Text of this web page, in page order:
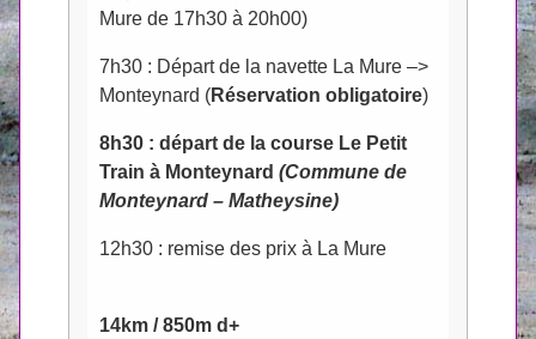
Mure de 17h30 à 20h00)
7h30 : Départ de la navette La Mure –>
Monteynard (Réservation obligatoire)
8h30 : départ de la course Le Petit
Train à Monteynard (Commune de
Monteynard – Matheysine)
12h30 : remise des prix à La Mure
14km / 850m d+